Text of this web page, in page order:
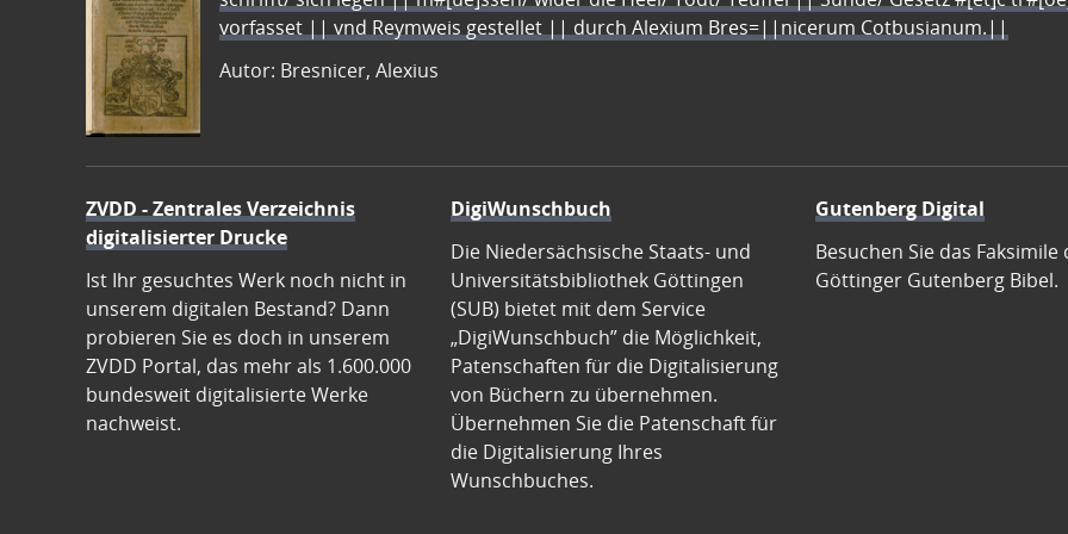
vorfasset || vnd Reymweis gestellet || durch Alexium Bres=||nicerum Cotbusianum.||
Autor: Bresnicer, Alexius
ZVDD - Zentrales Verzeichnis
digitalisierter Drucke
Ist Ihr gesuchtes Werk noch nicht in
unserem digitalen Bestand? Dann
probieren Sie es doch in unserem
ZVDD Portal, das mehr als 1.600.000
bundesweit digitalisierte Werke
nachweist.
DigiWunschbuch
Die Niedersächsische Staats- und
Universitätsbibliothek Göttingen
(SUB) bietet mit dem Service
„DigiWunschbuch” die Möglichkeit,
Patenschaften für die Digitalisierung
von Büchern zu übernehmen.
Übernehmen Sie die Patenschaft für
die Digitalisierung Ihres
Wunschbuches.
Gutenberg Digital
Besuchen Sie das Faksimile
Göttinger Gutenberg Bibel.